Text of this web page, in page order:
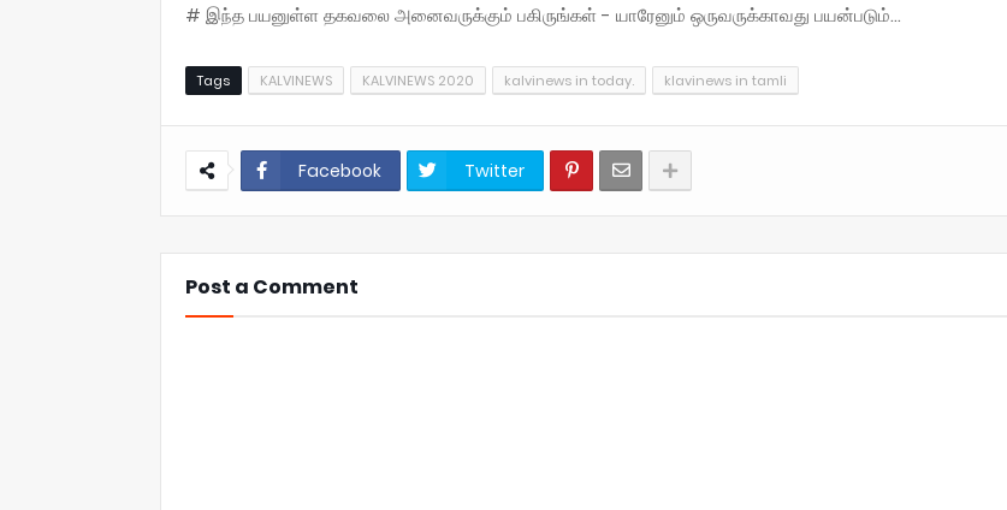
# இந்த பயனுள்ள தகவலை அனைவருக்கும் பகிருங்கள் - யாரேனும் ஒருவருக்காவது பயன்படும்...
Tags KALVINEWS KALVINEWS 2020 kalvinews in today. klavinews in tamli
Facebook Twitter
Post a Comment